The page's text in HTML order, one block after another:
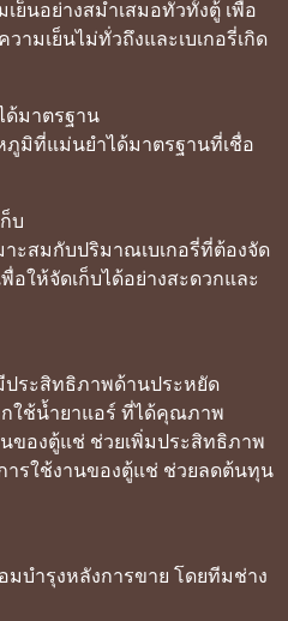
ย็นอย่างสม่ำเสมอทั่วทั้งตู้ เพื่อ
มเย็นไม่ทั่วถึงและเบเกอรี่เกิด
มาตรฐาน
มิที่แม่นยำได้มาตรฐานที่เชื่อ
บ
ะสมกับปริมาณเบเกอรี่ที่ต้องจัด
อให้จัดเก็บได้อย่างสะดวกและ
ระสิทธิภาพด้านประหยัด
ใช้น้ำยาแอร์ ที่ได้คุณภาพ
ของตู้แช่ ช่วยเพิ่มประสิทธิภาพ
ารใช้งานของตู้แช่ ช่วยลดต้นทุน
บำรุงหลังการขาย โดยทีมช่าง